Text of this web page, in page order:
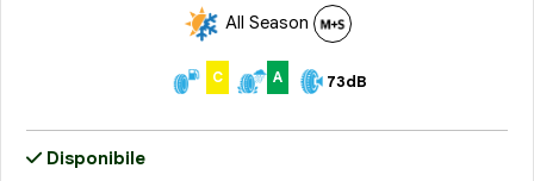
All Season
C A 73dB
Disponibile